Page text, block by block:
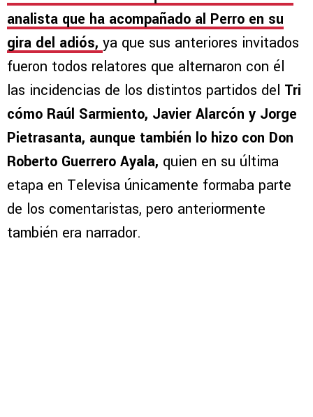
analista que ha acompañado al Perro en su
gira del adiós, ya que sus anteriores invitados
fueron todos relatores que alternaron con él
las incidencias de los distintos partidos del Tri
cómo Raúl Sarmiento, Javier Alarcón y Jorge
Pietrasanta, aunque también lo hizo con Don
Roberto Guerrero Ayala, quien en su última
etapa en Televisa únicamente formaba parte
de los comentaristas, pero anteriormente
también era narrador.